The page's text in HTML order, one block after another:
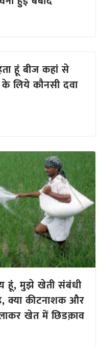
हूं बीज कहां से
के लिये कौनसी दवा
हूं, मुझे खेती संबंधी
क्या कीटनाशक और
खेत में छिडक़ाव